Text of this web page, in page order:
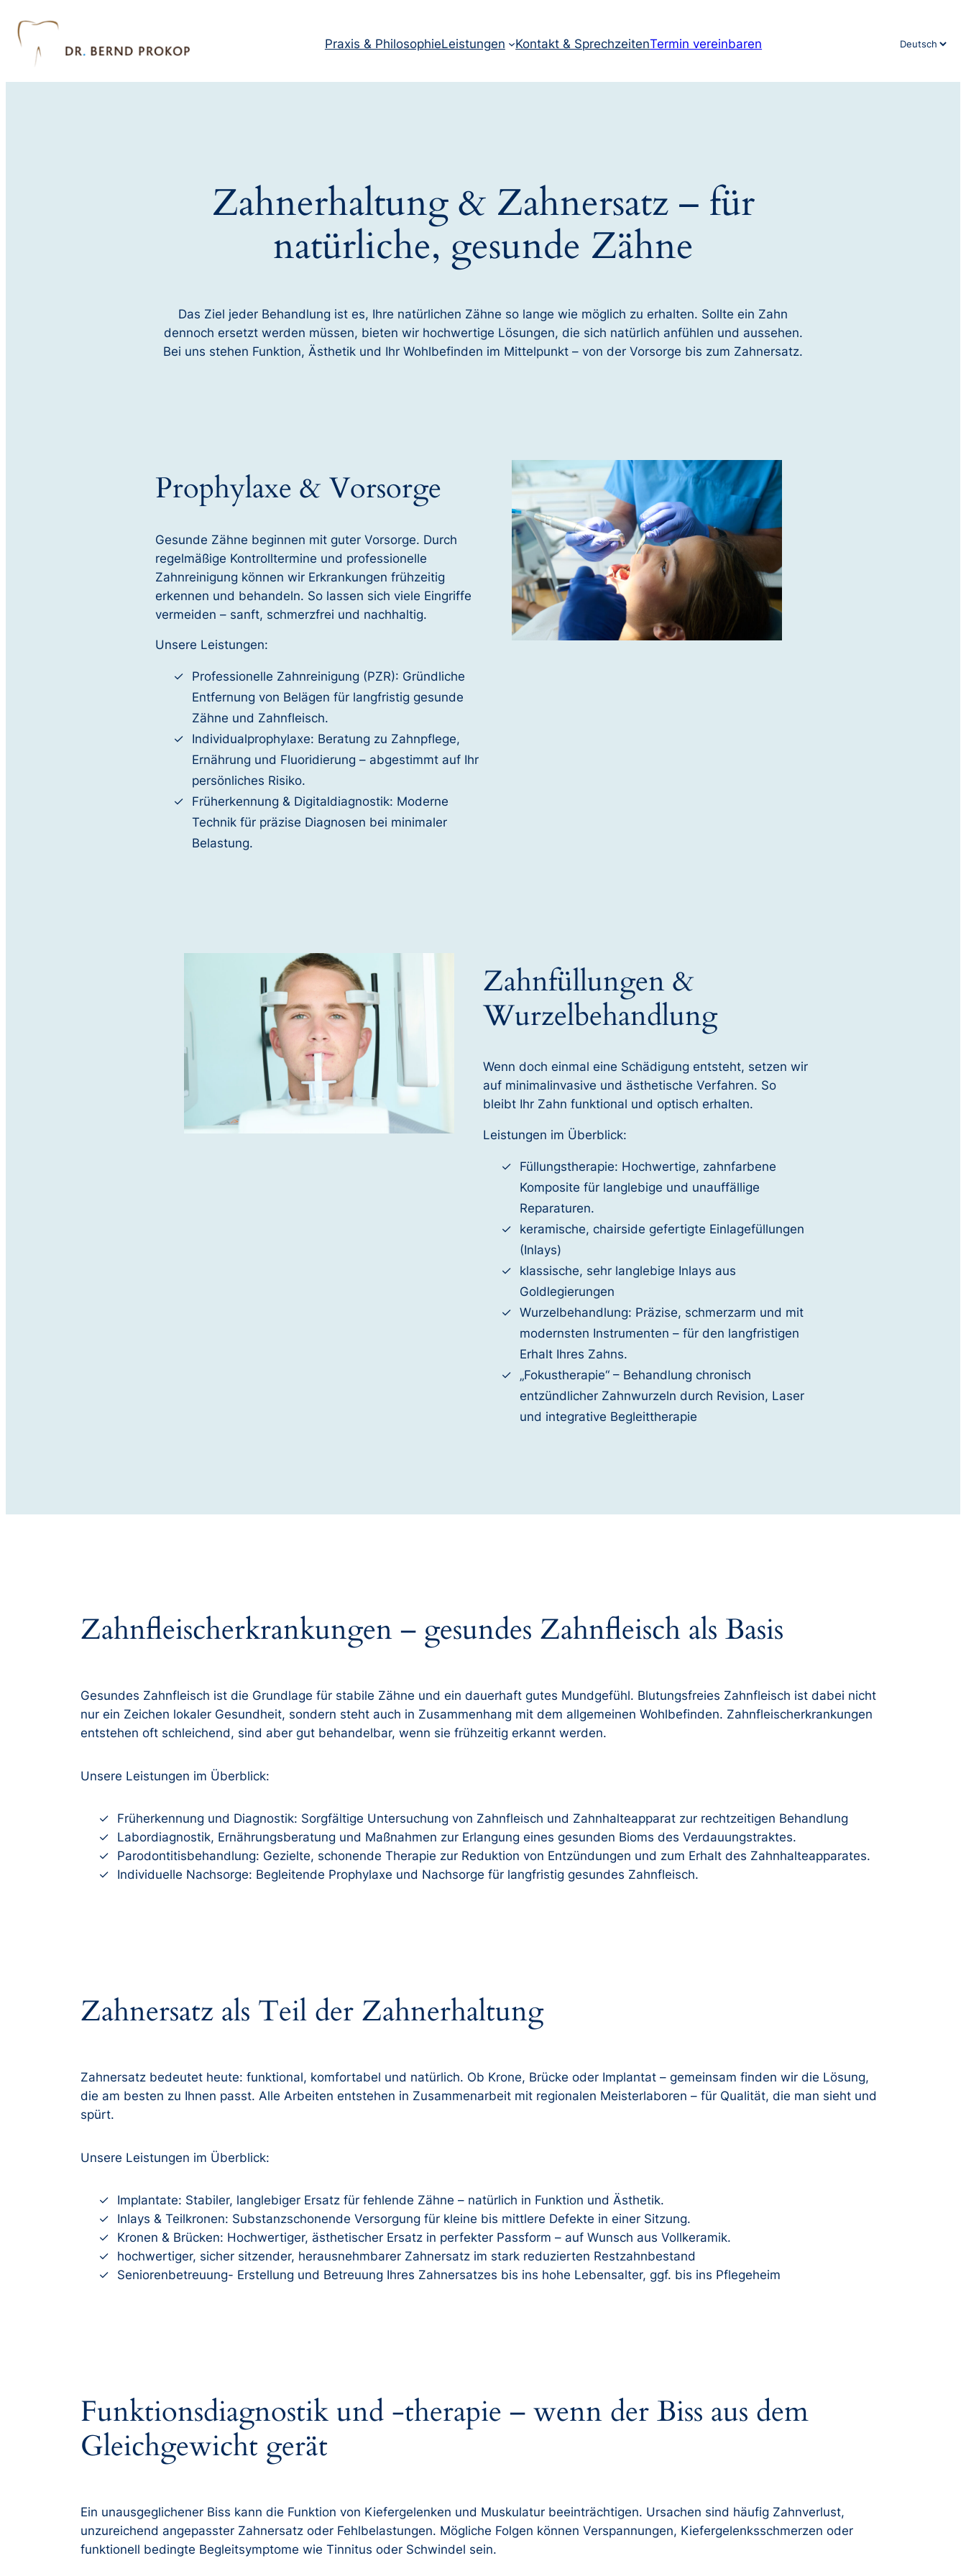
Praxis & PhilosophieLeistungen Kontakt & SprechzeitenTermin vereinbaren
Sprache
Zahnerhaltung & Zahnersatz – für
natürliche, gesunde Zähne
Das Ziel jeder Behandlung ist es, Ihre natürlichen Zähne so lange wie möglich zu erhalten. Sollte ein Zahn
dennoch ersetzt werden müssen, bieten wir hochwertige Lösungen, die sich natürlich anfühlen und aussehen.
Bei uns stehen Funktion, Ästhetik und Ihr Wohlbefinden im Mittelpunkt – von der Vorsorge bis zum Zahnersatz.
Prophylaxe & Vorsorge
Gesunde Zähne beginnen mit guter Vorsorge. Durch
regelmäßige Kontrolltermine und professionelle
Zahnreinigung können wir Erkrankungen frühzeitig
erkennen und behandeln. So lassen sich viele Eingriffe
vermeiden – sanft, schmerzfrei und nachhaltig.
Unsere Leistungen:
Professionelle Zahnreinigung (PZR): Gründliche
Entfernung von Belägen für langfristig gesunde
Zähne und Zahnfleisch.
Individualprophylaxe: Beratung zu Zahnpflege,
Ernährung und Fluoridierung – abgestimmt auf Ihr
persönliches Risiko.
Früherkennung & Digitaldiagnostik: Moderne
Technik für präzise Diagnosen bei minimaler
Belastung.
Zahnfüllungen &
Wurzelbehandlung
Wenn doch einmal eine Schädigung entsteht, setzen wir
auf minimalinvasive und ästhetische Verfahren. So
bleibt Ihr Zahn funktional und optisch erhalten.
Leistungen im Überblick:
Füllungstherapie: Hochwertige, zahnfarbene
Komposite für langlebige und unauffällige
Reparaturen.
keramische, chairside gefertigte Einlagefüllungen
(Inlays)
klassische, sehr langlebige Inlays aus
Goldlegierungen
Wurzelbehandlung: Präzise, schmerzarm und mit
modernsten Instrumenten – für den langfristigen
Erhalt Ihres Zahns.
„Fokustherapie“ – Behandlung chronisch
entzündlicher Zahnwurzeln durch Revision, Laser
und integrative Begleittherapie
Zahnfleischerkrankungen – gesundes Zahnfleisch als Basis
Gesundes Zahnfleisch ist die Grundlage für stabile Zähne und ein dauerhaft gutes Mundgefühl. Blutungsfreies Zahnfleisch ist dabei nicht
nur ein Zeichen lokaler Gesundheit, sondern steht auch in Zusammenhang mit dem allgemeinen Wohlbefinden. Zahnfleischerkrankungen
entstehen oft schleichend, sind aber gut behandelbar, wenn sie frühzeitig erkannt werden.
Unsere Leistungen im Überblick:
Früherkennung und Diagnostik: Sorgfältige Untersuchung von Zahnfleisch und Zahnhalteapparat zur rechtzeitigen Behandlung
Labordiagnostik, Ernährungsberatung und Maßnahmen zur Erlangung eines gesunden Bioms des Verdauungstraktes.
Parodontitisbehandlung: Gezielte, schonende Therapie zur Reduktion von Entzündungen und zum Erhalt des Zahnhalteapparates.
Individuelle Nachsorge: Begleitende Prophylaxe und Nachsorge für langfristig gesundes Zahnfleisch.
Zahnersatz als Teil der Zahnerhaltung
Zahnersatz bedeutet heute: funktional, komfortabel und natürlich. Ob Krone, Brücke oder Implantat – gemeinsam finden wir die Lösung,
die am besten zu Ihnen passt. Alle Arbeiten entstehen in Zusammenarbeit mit regionalen Meisterlaboren – für Qualität, die man sieht und
spürt.
Unsere Leistungen im Überblick:
Implantate: Stabiler, langlebiger Ersatz für fehlende Zähne – natürlich in Funktion und Ästhetik.
Inlays & Teilkronen: Substanzschonende Versorgung für kleine bis mittlere Defekte in einer Sitzung.
Kronen & Brücken: Hochwertiger, ästhetischer Ersatz in perfekter Passform – auf Wunsch aus Vollkeramik.
hochwertiger, sicher sitzender, herausnehmbarer Zahnersatz im stark reduzierten Restzahnbestand
Seniorenbetreuung- Erstellung und Betreuung Ihres Zahnersatzes bis ins hohe Lebensalter, ggf. bis ins Pflegeheim
Funktionsdiagnostik und -therapie – wenn der Biss aus dem
Gleichgewicht gerät
Ein unausgeglichener Biss kann die Funktion von Kiefergelenken und Muskulatur beeinträchtigen. Ursachen sind häufig Zahnverlust,
unzureichend angepasster Zahnersatz oder Fehlbelastungen. Mögliche Folgen können Verspannungen, Kiefergelenksschmerzen oder
funktionell bedingte Begleitsymptome wie Tinnitus oder Schwindel sein.